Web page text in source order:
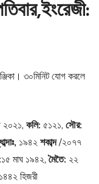
৩০মিনিট যোগ করলে
২০২১, কলি: ৫১২১, সৌর:
১৯৪২শকাব্দ/২০৭৭
১৫ মাঘ ১৯৪২,মৈতৈ: ২২
হিজরী